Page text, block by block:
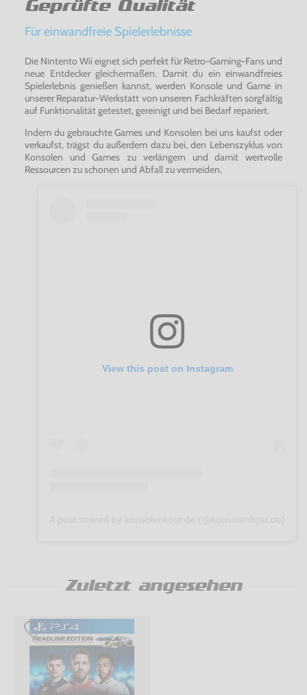
Geprüfte Qualität
Für einwandfreie Spielerlebnisse
Die Nintento Wii eignet sich perfekt für Retro-Gaming-Fans und
neue Entdecker gleichermaßen. Damit du ein einwandfreies
Spielerlebnis genießen kannst, werden Konsole und Game in
unserer Reparatur-Werkstatt von unseren Fachkräften sorgfältig
auf Funktionalität getestet, gereinigt und bei Bedarf repariert.
Indem du gebrauchte Games und Konsolen bei uns kaufst oder
verkaufst, trägst du außerdem dazu bei, den Lebenszyklus von
Konsolen und Games zu verlängern und damit wertvolle
Ressourcen zu schonen und Abfall zu vermeiden.
View this post on Instagram
Zuletzt angesehen